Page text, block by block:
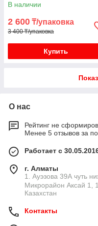
В наличии
2 600 ₸/упаковка
3 400 ₸/упаковка
Купить
О нас
Рейтинг не
Менее 5 отзывов за
Работает с
г. Алматы
1. Ауэзова 39А чуть ниже Кабанбай
Микрорайон Аксай
Казахстан
Контакты